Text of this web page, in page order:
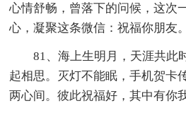
心情舒畅，曾落下的问候，这次
心，凝聚这条微信：祝福你朋友。
81、海上生明月，天涯共此
起相思。灭灯不能眠，手机贺卡
两心间。彼此祝福好，其中有你我